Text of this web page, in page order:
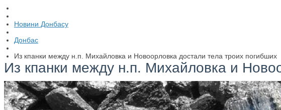
Новини Донбасу
Донбас
Из кпанки между н.п. Михайловка и Новоорловка достали тела троих погибших
Из кпанки между н.п. Михайловка и